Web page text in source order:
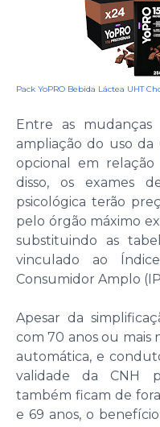
Pack YoPRO Bebida Láctea UHT
Entre as mudanças
ampliação do uso da
opcional em
disso, os exames
psicológica terão
pelo órgão máximo
substituindo as
vinculado ao
Consumidor Amplo
Apesar da
com 70 anos ou mais
automática, e
validade da CNH
também ficam de
e 69 anos, o